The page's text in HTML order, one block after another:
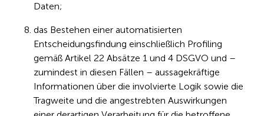
Daten;
das Bestehen einer automatisierten
Entscheidungsfindung einschließlich Profiling
gemäß Artikel 22 Absätze 1 und 4 DSGVO und –
zumindest in diesen Fällen – aussagekräftige
Informationen über die involvierte Logik sowie die
Tragweite und die angestrebten Auswirkungen